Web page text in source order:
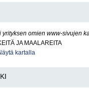
yrityksen omien www-sivujen
JA MAALAREITA
kartalla